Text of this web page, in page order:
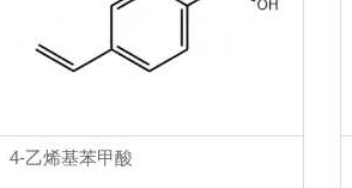
4-乙烯基苯甲酸